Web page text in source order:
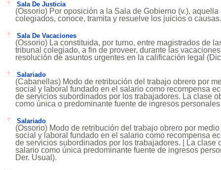
Sala De Justicia
(Ossorio) Por oposición a la Sala de Gobierno (v.),
colegiados, conoce, tramita y resuelve los juicios o
Sala De Vacaciones
(Ossorio) La constituida, por turno, entre magistrados de
tribunal colegiado, a fin de proveer, durante las
resolución de asuntos urgentes en la calificación legal
Salariado
(Cabanellas) Modo de retribución del trabajo obrero por
social y laboral fundado en el salario como recompensa
de servicios subordinados por los trabajadores. La clase
como única o predominante fuente de ingresos
Salariado
(Ossorio) Modo de retribución del trabajo obrero por
social y laboral fundado en el salario como recompensa
de servicios subordinados por los trabajadores. | La clase
salario como única predominante fuente de ingresos
Der. Usual).